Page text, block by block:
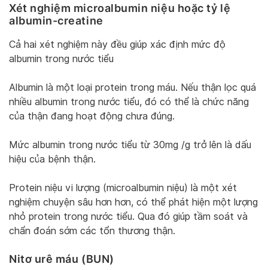
Xét nghiệm microalbumin niệu hoặc tỷ lệ
albumin-creatine
Cả hai xét nghiệm này đều giúp xác định mức độ
albumin trong nước tiểu
Albumin là một loại protein trong máu. Nếu thận lọc quá
nhiều albumin trong nước tiểu, đó có thể là chức năng
của thận đang hoạt động chưa đúng.
Mức albumin trong nước tiểu từ 30mg /g trở lên là dấu
hiệu của bệnh thận.
Protein niệu vi lượng (microalbumin niệu) là một xét
nghiệm chuyện sâu hơn hơn, có thể phát hiện một lượng
nhỏ protein trong nước tiểu. Qua đó giúp tầm soát và
chẩn đoán sớm các tổn thương thận.
Nitơ urê máu (BUN)